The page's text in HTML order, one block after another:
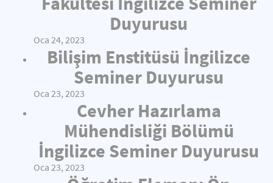
Duyurusu
Oca 24, 2023
Bilişim Enstitüsü İngilizce
Seminer Duyurusu
Oca 23, 2023
Cevher Hazırlama
Mühendisliği Bölümü
İngilizce Seminer Duyurusu
Oca 23, 2023